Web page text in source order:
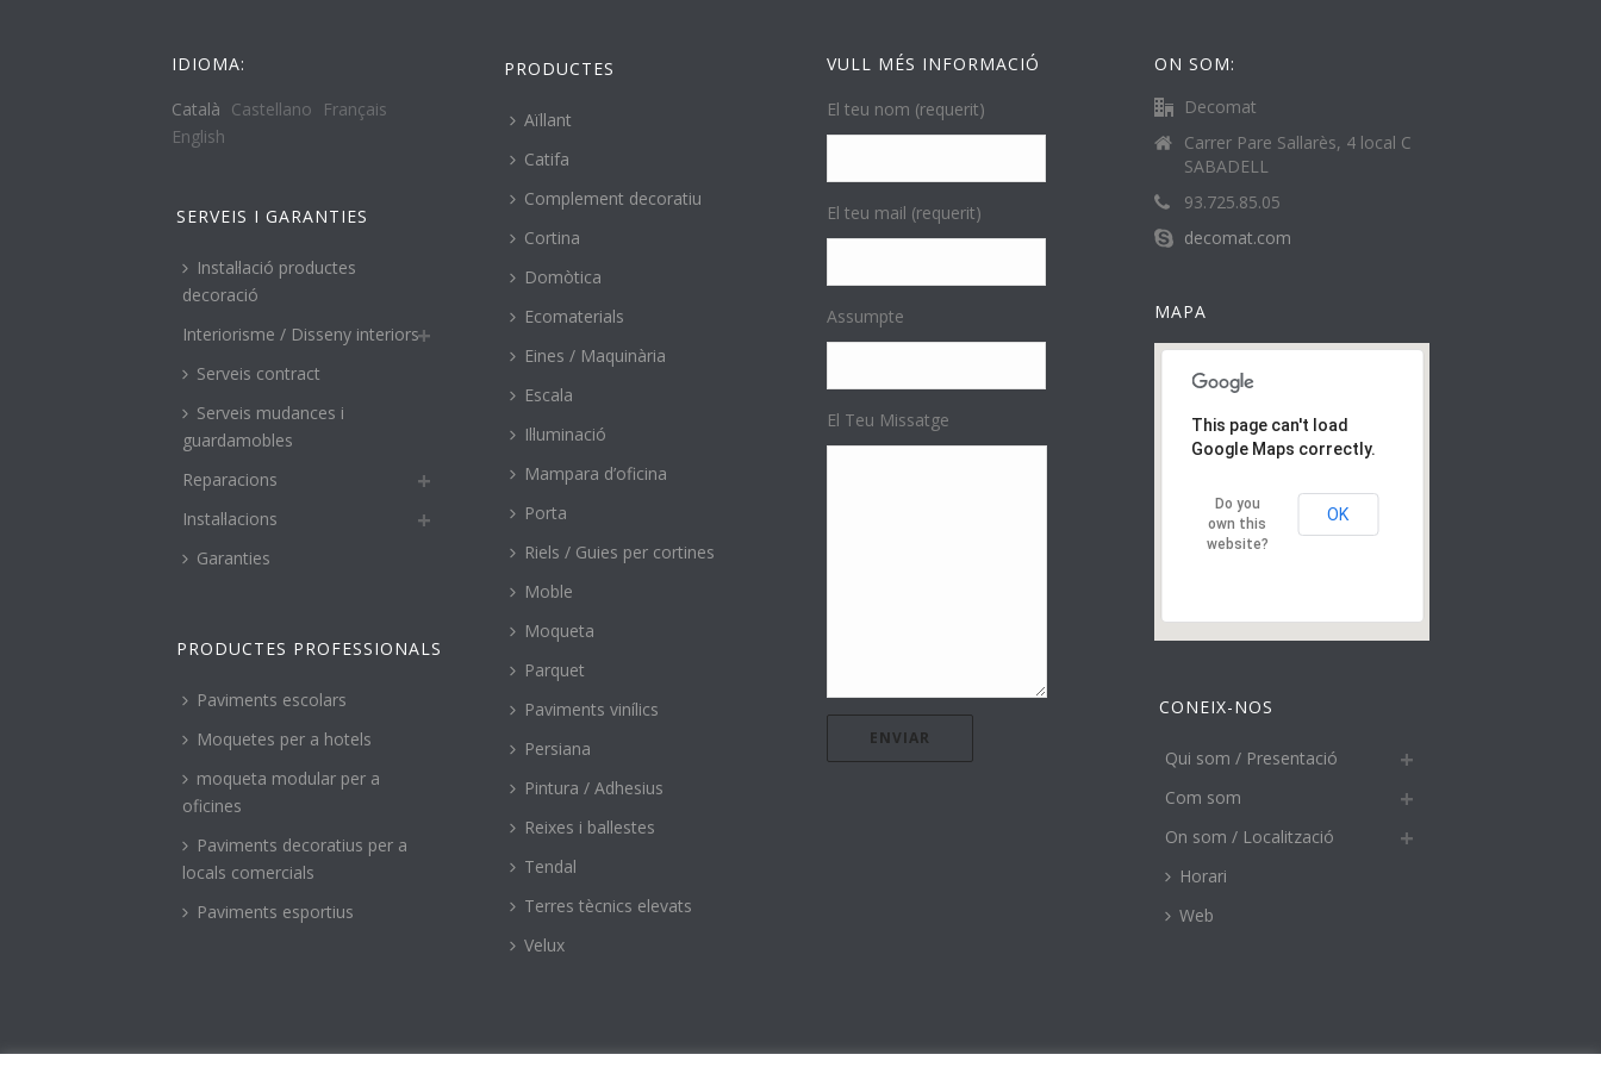
IDIOMA:
Català Castellano
Français
English
SERVEIS I GARANTIES
Instal·lació productes
decoració
Interiorisme / Disseny interiors
Serveis contract
Serveis mudances i
guardamobles
Reparacions
Instal·lacions
Garanties
PRODUCTES PROFESSIONALS
Paviments escolars
Moquetes per a hotels
moqueta modular per a
oficines
Paviments decoratius per a
locals comercials
Paviments esportius
PRODUCTES
Aïllant
Catifa
Complement decoratiu
Cortina
Domòtica
Ecomaterials
Eines / Maquinària
Escala
Il·luminació
Mampara d’oficina
Porta
Riels / Guies per cortines
Moble
Moqueta
Parquet
Paviments vinílics
Persiana
Pintura / Adhesius
Reixes i ballestes
Tendal
Terres tècnics elevats
Velux
VULL MÉS INFORMACIÓ
El teu nom (requerit)
El teu mail (requerit)
Assumpte
El Teu Missatge
ON SOM:
Decomat
Carrer Pare Sallarès, 4 local C
SABADELL
93.725.85.05
decomat.com
MAPA
This page can't load
Google Maps correctly.
Do you
own this
website?
OK
CONEIX-NOS
Qui som / Presentació
Com som
On som / Localització
Horari
Web